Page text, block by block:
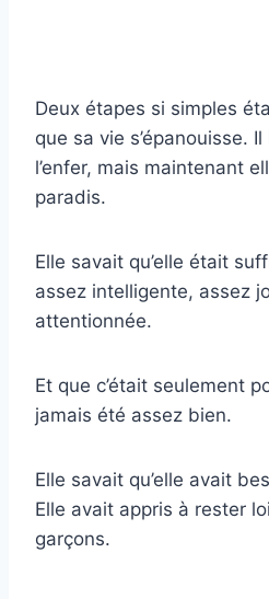
Deux étapes si simples
que sa vie s’épanouisse.
l’enfer, mais maintenant
paradis.
Elle savait qu’elle était
assez intelligente, assez
attentionnée.
Et que c’était seulement
jamais été assez bien.
Elle savait qu’elle avait
Elle avait appris à rester
garçons.